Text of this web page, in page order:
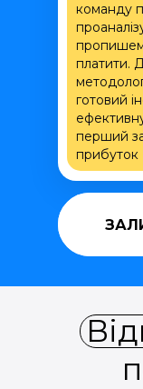
команду
платити.
готовий
перший
прибуток